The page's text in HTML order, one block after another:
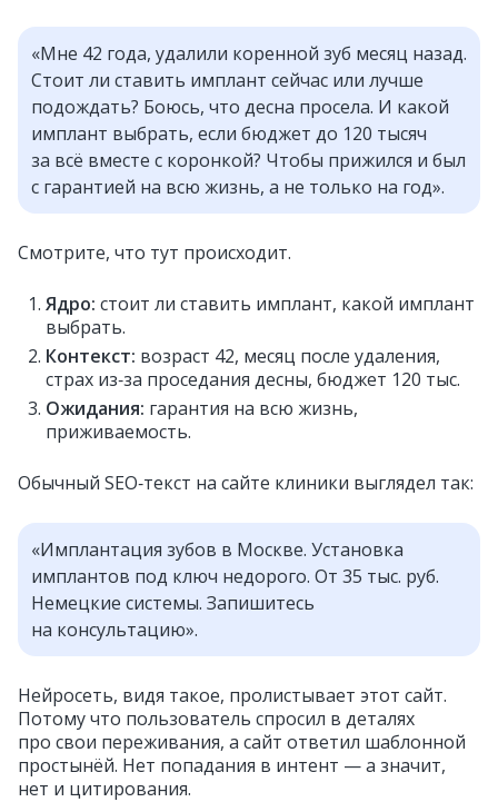
«Мне 42 года, удалили коренной зуб месяц назад.
Стоит ли ставить имплант сейчас или лучше
подождать? Боюсь, что десна просела. И какой
имплант выбрать, если бюджет до 120 тысяч
за всё вместе с коронкой? Чтобы прижился и был
с гарантией на всю жизнь, а не только на год».
Смотрите, что тут происходит.
Ядро: стоит ли ставить имплант, какой имплант
выбрать.
Контекст: возраст 42, месяц после удаления,
страх из‑за проседания десны, бюджет 120 тыс.
Ожидания: гарантия на всю жизнь,
приживаемость.
Обычный SEO‑текст на сайте клиники выглядел так:
«Имплантация зубов в Москве. Установка
имплантов под ключ недорого. От 35 тыс. руб.
Немецкие системы. Запишитесь
на консультацию».
Нейросеть, видя такое, пролистывает этот сайт.
Потому что пользователь спросил в деталях
про свои переживания, а сайт ответил шаблонной
простынёй. Нет попадания в интент — а значит,
нет и цитирования.